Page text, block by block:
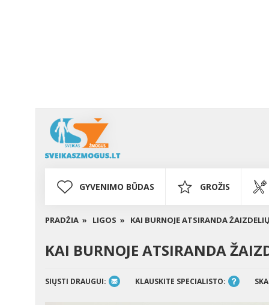
GYVENIMO BŪDAS GROŽIS
PRADŽIA » LIGOS » KAI BURNOJE ATSIRANDA
KAI BURNOJE ATSIRANDA
SIŲSTI DRAUGUI: KLAUSKITE SPECIALISTO: